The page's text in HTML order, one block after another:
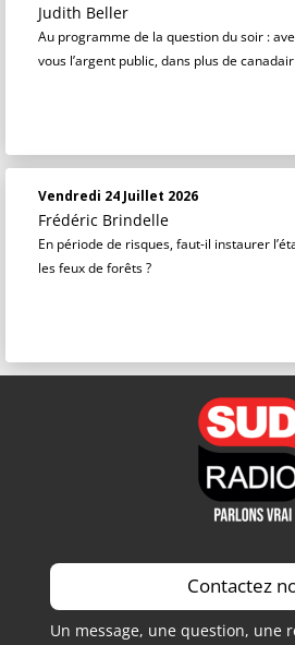
Judith Beller
Au programme de la question du soir :
vous l’argent public, dans plus de
Vendredi 24 Juillet 2026
Frédéric Brindelle
En période de risques, faut-il instaurer
les feux de forêts ?
Contactez
Un message, une question, une